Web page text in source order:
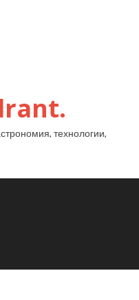
технологии,